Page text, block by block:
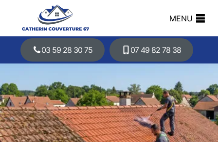
MENU
03 59 28 30 75 07 49 82 78 38